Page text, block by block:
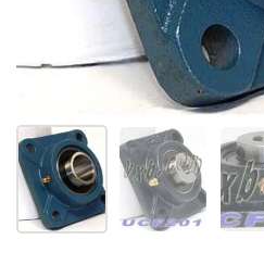
Mostra diapositiva 1
Mostra